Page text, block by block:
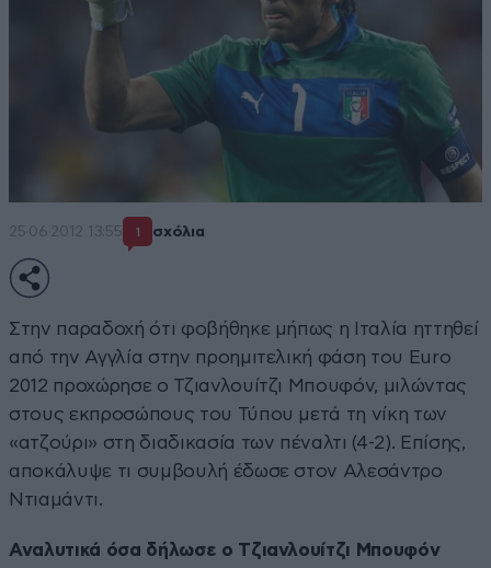
25·06·2012 13:55 1 σχόλια
Στην παραδοχή ότι φοβήθηκε μήπως η Ιταλία ηττηθεί
από την Αγγλία στην προημιτελική φάση του Euro
2012 προχώρησε ο Τζιανλουίτζι Μπουφόν, μιλώντας
στους εκπροσώπους του Τύπου μετά τη νίκη των
«ατζούρι» στη διαδικασία των πέναλτι (4-2). Επίσης,
αποκάλυψε τι συμβουλή έδωσε στον Αλεσάντρο
Ντιαμάντι.
Αναλυτικά όσα δήλωσε ο Τζιανλουίτζι Μπουφόν